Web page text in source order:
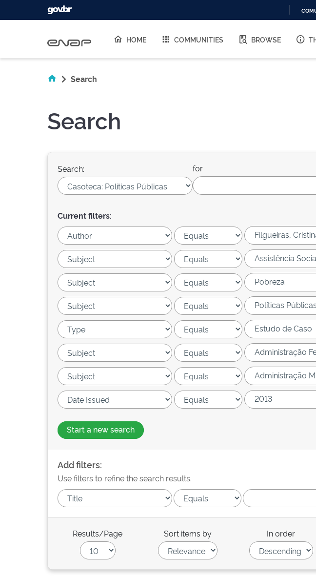
HOME COMMUNITIES BROWSE
Search
Search
Search: for
Current filters:
Start a new search
Add filters:
Use filters to refine the search results.
Results/Page Sort items by In order